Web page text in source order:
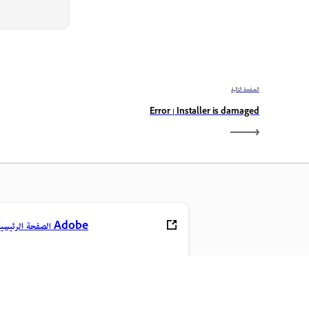
الصفحة التالية
Error | Installer is damaged
الصفحة الرئيسية لـ Adobe